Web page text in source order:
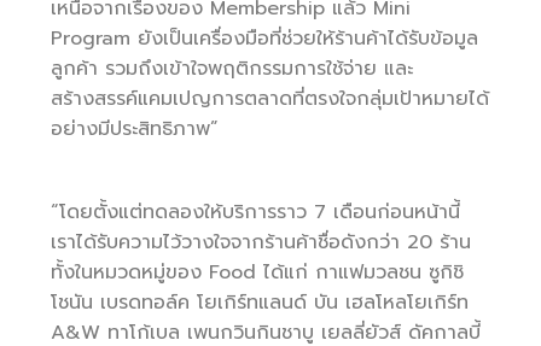
เหนือจากเรื่องของ Membership แล้ว Mini
Program ยังเป็นเครื่องมือที่ช่วยให้ร้านค้าได้รับข้อมูล
ลูกค้า รวมถึงเข้าใจพฤติกรรมการใช้จ่าย และ
สร้างสรรค์แคมเปญการตลาดที่ตรงใจกลุ่มเป้าหมายได้
อย่างมีประสิทธิภาพ”
“โดยตั้งแต่ทดลองให้บริการราว 7 เดือนก่อนหน้านี้
เราได้รับความไว้วางใจจากร้านค้าชื่อดังกว่า 20 ร้าน
ทั้งในหมวดหมู่ของ Food ได้แก่ กาแฟมวลชน ซูกิชิ
โชนัน เบรดทอล์ค โยเกิร์ทแลนด์ บัน เฮลโหลโยเกิร์ท
A&W ทาโก้เบล เพนกวินกินชาบู เยลลี่ยัวส์ ดัคกาลบี้